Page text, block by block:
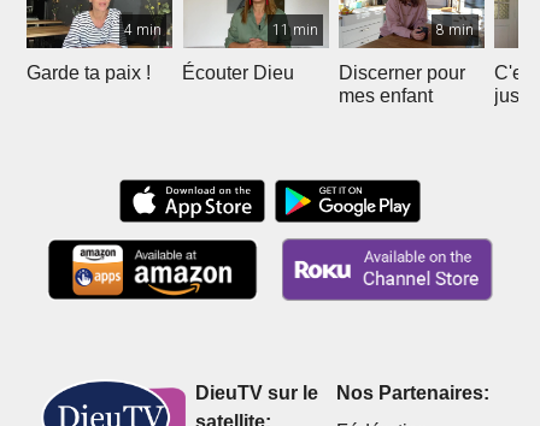
4 min
Garde ta paix !
11 min
Écouter Dieu
8 min
Discerner pour
mes enfant
juste
DieuTV sur le
Nos Partenaires: